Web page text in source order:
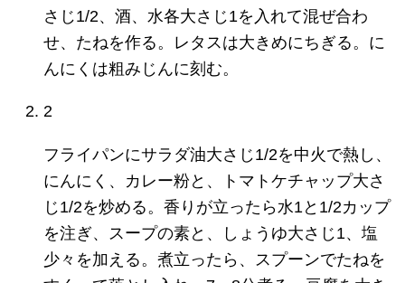
さじ1/2、酒、水各大さじ1を入れて混ぜ合わ
せ、たねを作る。レタスは大きめにちぎる。に
んにくは粗みじんに刻む。
2
フライパンにサラダ油大さじ1/2を中火で熱し、
にんにく、カレー粉と、トマトケチャップ大さ
じ1/2を炒める。香りが立ったら水1と1/2カップ
を注ぎ、スープの素と、しょうゆ大さじ1、塩
少々を加える。煮立ったら、スプーンでたねを